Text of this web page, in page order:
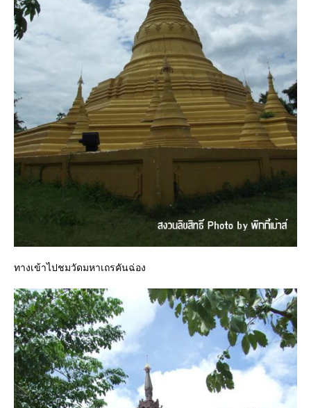
ทางเข้าไปชมวัดมหาเถรคันฉ่อง